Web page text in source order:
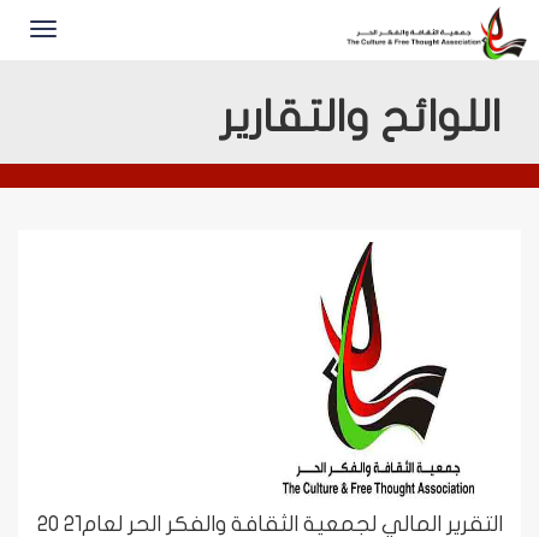
اللوائح والتقارير
التقرير المالي لجمعية الثقافة والفكر الحر لعام21 20